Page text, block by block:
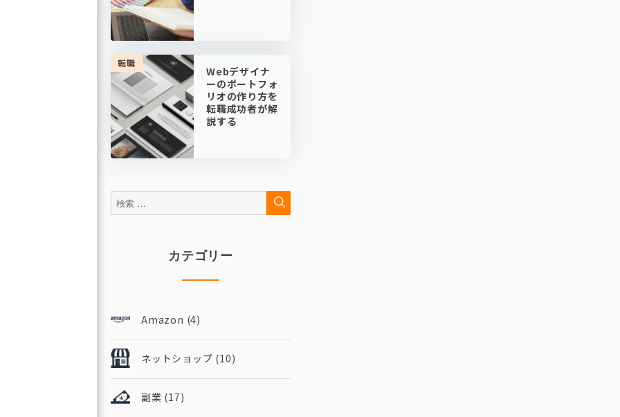
転職
Webデザイナ
ーのポートフォ
リオの作り方を
転職成功者が解
説する
検
索:
検
カテゴリー
Amazon (4)
ネットショップ (10)
副業 (17)